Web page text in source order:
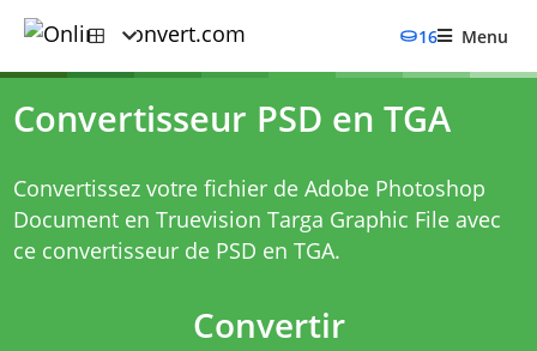
16 Menu
Convertisseur PSD en TGA
Convertissez votre fichier de Adobe Photoshop
Document en Truevision Targa Graphic File avec
ce convertisseur de PSD en TGA.
Convertir